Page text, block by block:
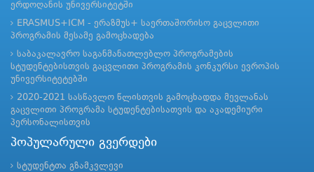
ერდოღანის უნივერსიტეტში
ERASMUS+ICM - ერაზმუს+ საერთაშორისო გაცვლითი
პროგრამის მესამე გამოცხადება
საბაკალავრო საგანმანათლებლო პროგრამების
სტუდენტებისთვის გაცვლითი პროგრამის კონკურსი ევროპის
უნივერსიტეტებში
2020-2021 სასწავლო წლისთვის გამოცხადდა მევლანას
გაცვლითი პროგრამა სტუდენტებისათვის და აკადემიური
პერსონალისთვის
პოპულარული გვერდები
სტუდენტთა გზამკვლევი